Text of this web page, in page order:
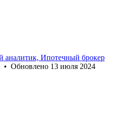
Ипотечный брокер
• Обновлено 13 июля 2024